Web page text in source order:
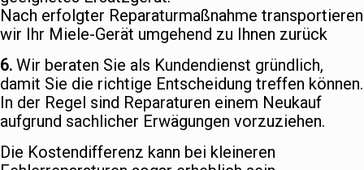
Nach erfolgter Reparaturmaßnahme transportieren
wir Ihr Miele-Gerät umgehend zu Ihnen zurück
6. Wir beraten Sie als Kundendienst gründlich,
damit Sie die richtige Entscheidung treffen können.
In der Regel sind Reparaturen einem Neukauf
aufgrund sachlicher Erwägungen vorzuziehen.
Die Kostendifferenz kann bei kleineren